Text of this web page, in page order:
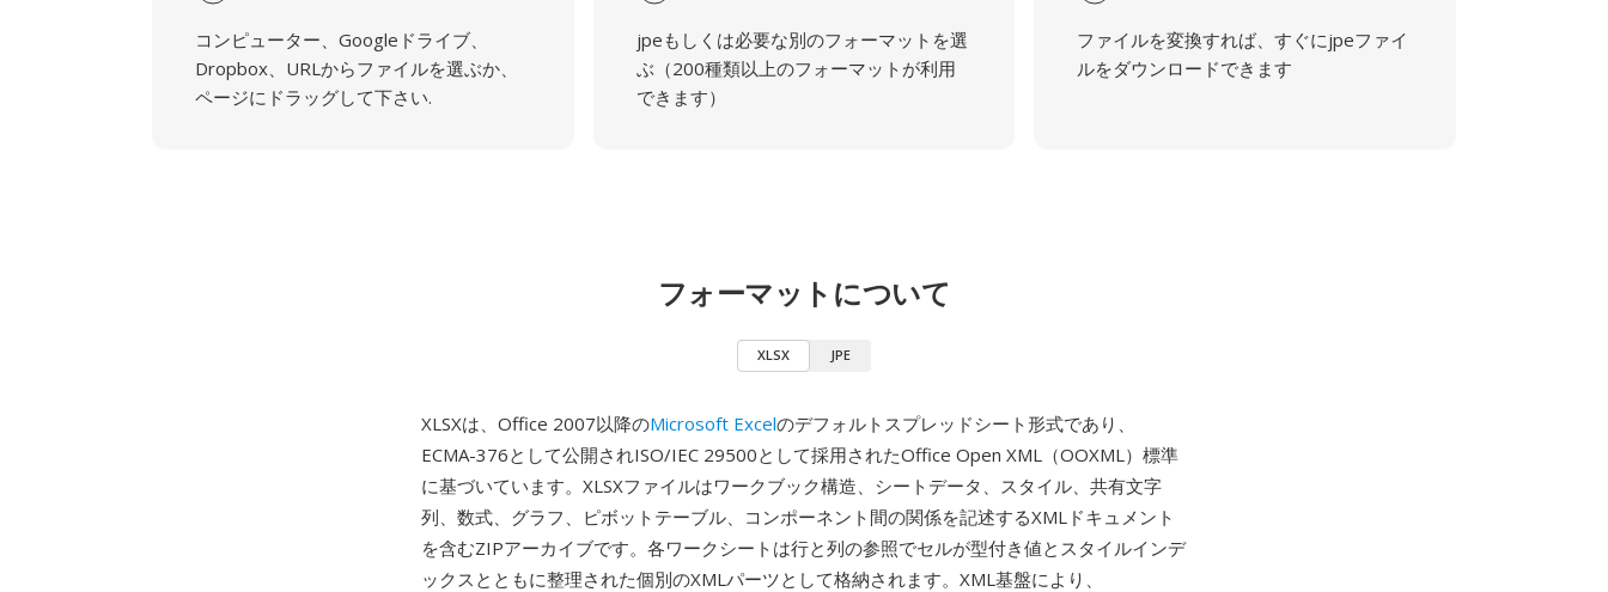
コンピューター、Googleドライブ、
Dropbox、URLからファイルを選ぶか、
ページにドラッグして下さい.
jpeもしくは必要な別のフォーマットを選
ぶ（200種類以上のフォーマットが利用
できます）
ファイルを変換すれば、すぐにjpeファイ
ルをダウンロードできます
フォーマットについて
XLSX JPE
XLSXは、Office 2007以降のMicrosoft Excelのデフォルトスプレッドシート形式であり、
ECMA-376として公開されISO/IEC 29500として採用されたOffice Open XML（OOXML）標準
に基づいています。XLSXファイルはワークブック構造、シートデータ、スタイル、共有文字
列、数式、グラフ、ピボットテーブル、コンポーネント間の関係を記述するXMLドキュメント
を含むZIPアーカイブです。各ワークシートは行と列の参照でセルが型付き値とスタイルインデ
ックスとともに整理された個別のXMLパーツとして格納されます。XML基盤により、